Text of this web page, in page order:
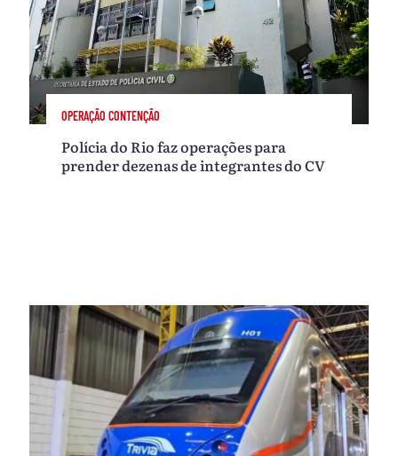
OPERAÇÃO CONTENÇÃO
Polícia do Rio faz operações para
prender dezenas de integrantes do CV